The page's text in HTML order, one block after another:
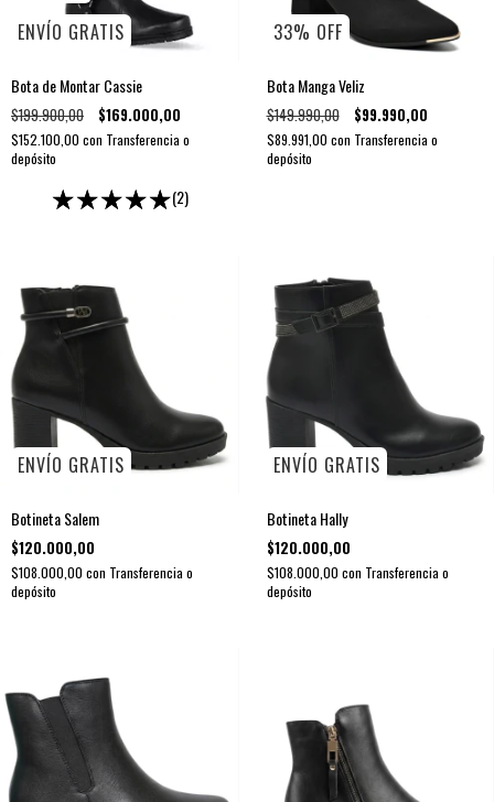
ENVÍO GRATIS
Bota de Montar Cassie
$199.900,00 $169.000,00
$152.100,00 con Transferencia o
depósito
(2)
33% OFF
Bota Manga Veliz
$149.990,00 $99.990,00
$89.991,00 con Transferencia o
depósito
ENVÍO GRATIS
Botineta Salem
$120.000,00
$108.000,00 con Transferencia o
depósito
ENVÍO GRATIS
Botineta Hally
$120.000,00
$108.000,00 con Transferencia o
depósito